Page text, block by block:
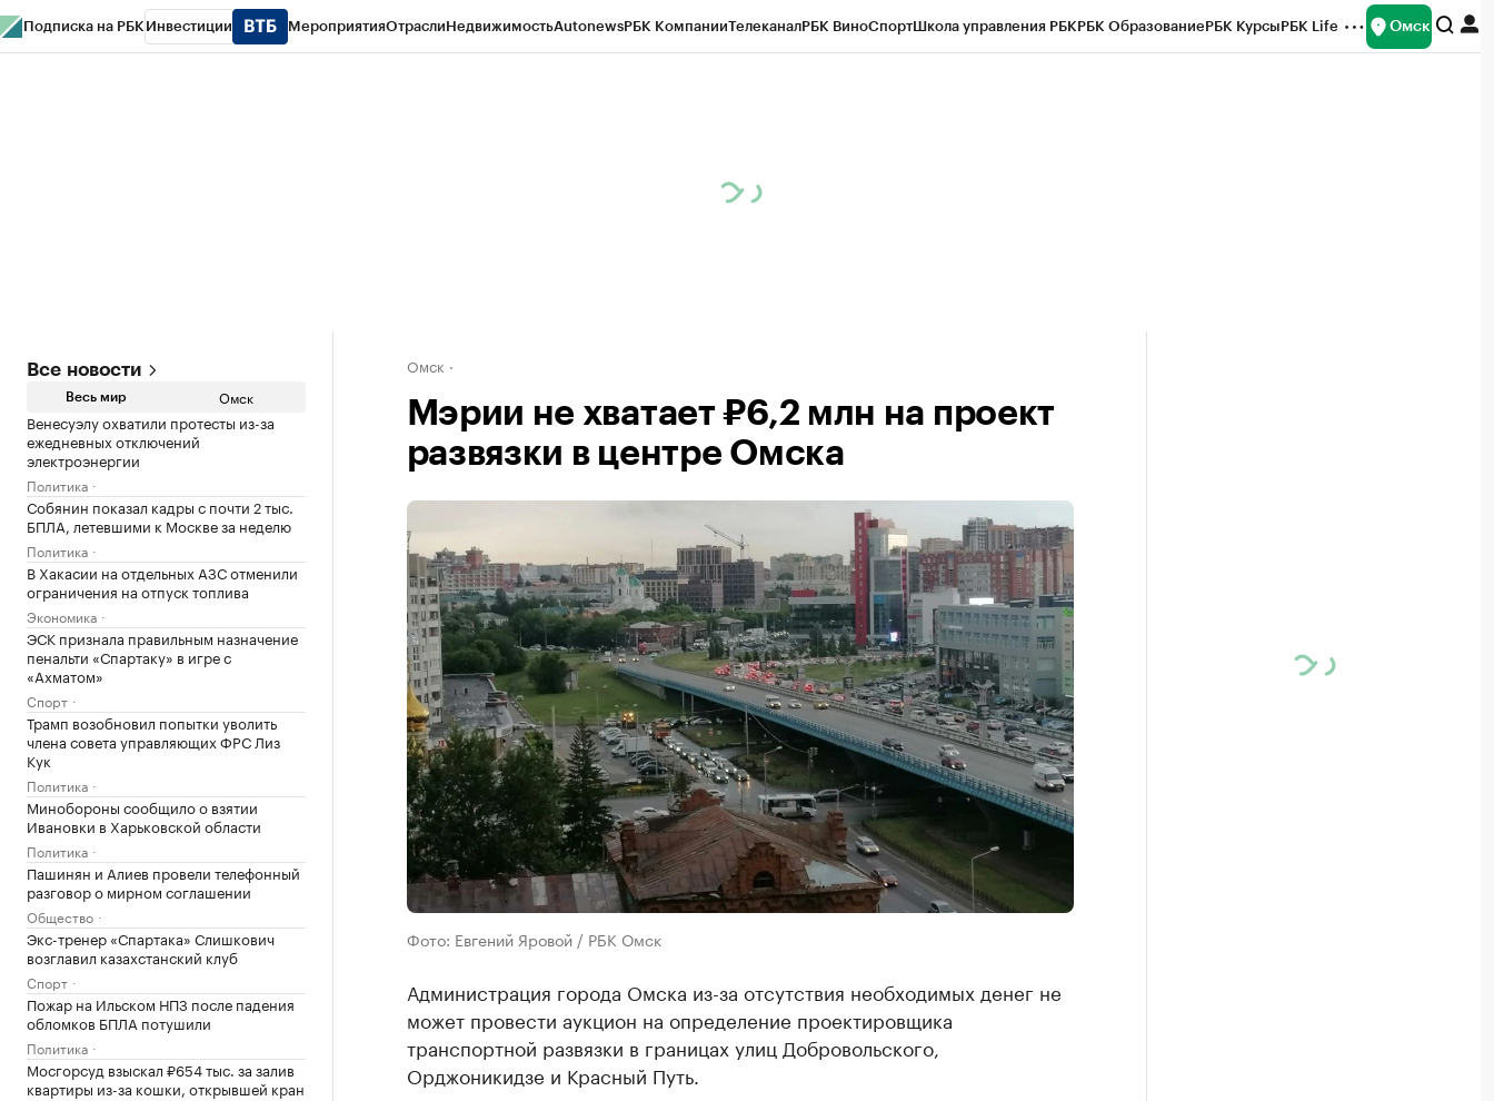
Подписка на РБК Инвестиции МероприятияОтраслиНедвижимостьAutonewsРБК КомпанииТелеканалРБК ВиноСпортШкола управления РБКРБК ОбразованиеРБК КурсыРБК Life Омск
Все новости
Весь мир Омск
Венесуэлу охватили протесты из-за
ежедневных отключений
электроэнергии
Политика
Собянин показал кадры с почти 2 тыс.
БПЛА, летевшими к Москве за неделю
Политика
В Хакасии на отдельных АЗС отменили
ограничения на отпуск топлива
Экономика
ЭСК признала правильным назначение
пенальти «Спартаку» в игре с
«Ахматом»
Спорт
Трамп возобновил попытки уволить
члена совета управляющих ФРС Лиз
Кук
Политика
Минобороны сообщило о взятии
Ивановки в Харьковской области
Политика
Пашинян и Алиев провели телефонный
разговор о мирном соглашении
Общество
Экс-тренер «Спартака» Слишкович
возглавил казахстанский клуб
Спорт
Пожар на Ильском НПЗ после падения
обломков БПЛА потушили
Политика
Мосгорсуд взыскал ₽654 тыс. за залив
квартиры из-за кошки, открывшей кран
Омск
Мэрии не хватает ₽6,2 млн на проект
развязки в центре Омска
Фото: Евгений Яровой / РБК Омск
Администрация города Омска из-за отсутствия необходимых денег не
может провести аукцион на определение проектировщика
транспортной развязки в границах улиц Добровольского,
Орджоникидзе и Красный Путь.